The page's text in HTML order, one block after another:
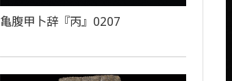
亀腹甲卜辞『丙』0207